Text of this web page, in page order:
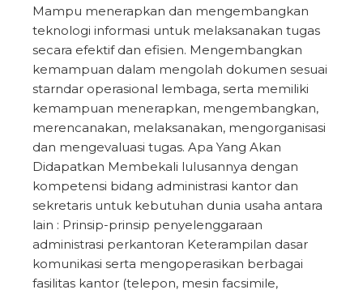
Mampu menerapkan dan mengembangkan
teknologi informasi untuk melaksanakan tugas
secara efektif dan efisien. Mengembangkan
kemampuan dalam mengolah dokumen sesuai
starndar operasional lembaga, serta memiliki
kemampuan menerapkan, mengembangkan,
merencanakan, melaksanakan, mengorganisasi
dan mengevaluasi tugas. Apa Yang Akan
Didapatkan Membekali lulusannya dengan
kompetensi bidang administrasi kantor dan
sekretaris untuk kebutuhan dunia usaha antara
lain : Prinsip-prinsip penyelenggaraan
administrasi perkantoran Keterampilan dasar
komunikasi serta mengoperasikan berbagai
fasilitas kantor (telepon, mesin facsimile,